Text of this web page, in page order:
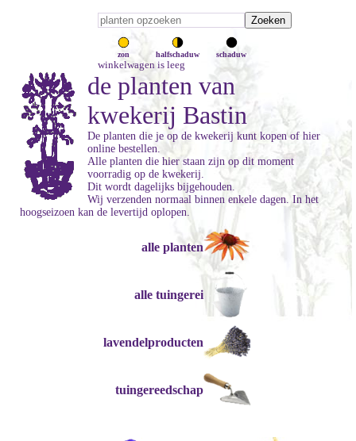
zon halfschaduw schaduw
winkelwagen is leeg
de planten van
kwekerij Bastin
De planten die je op de kwekerij kunt kopen of hier
online bestellen.
Alle planten die hier staan zijn op dit moment
voorradig op de kwekerij.
Dit wordt dagelijks bijgehouden.
Wij verzenden normaal binnen enkele dagen. In het
hoogseizoen kan de levertijd oplopen.
alle planten
alle tuingerei
lavendelproducten
tuingereedschap